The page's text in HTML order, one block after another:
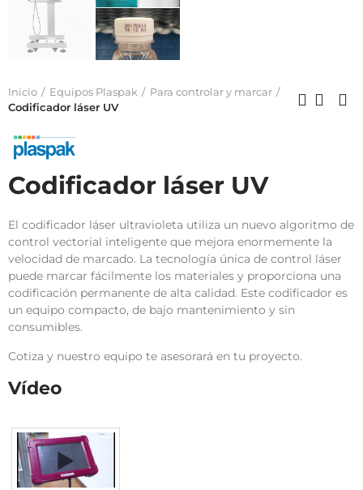
Inicio Equipos Plaspak
Para controlar y marcar
Codificador láser UV
Codificador láser UV
El codificador láser ultravioleta utiliza un nuevo algoritmo de
control vectorial inteligente que mejora enormemente la
velocidad de marcado. La tecnología única de control láser
puede marcar fácilmente los materiales y proporciona una
codificación permanente de alta calidad. Este codificador es
un equipo compacto, de bajo mantenimiento y sin
consumibles.
Cotiza y nuestro equipo te asesorará en tu proyecto.
Vídeo